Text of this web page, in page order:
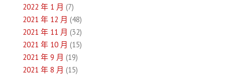
2022 年 1 月 (7)
2021 年 12 月 (48)
2021 年 11 月 (32)
2021 年 10 月 (15)
2021 年 9 月 (19)
2021 年 8 月 (15)